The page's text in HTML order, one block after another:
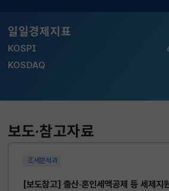
일일경제지표
KOSPI
KOSDAQ
국고채(3년)
보도·참고자료
조세분석과
[보도참고] 출산·혼인세액공제 등 세제지